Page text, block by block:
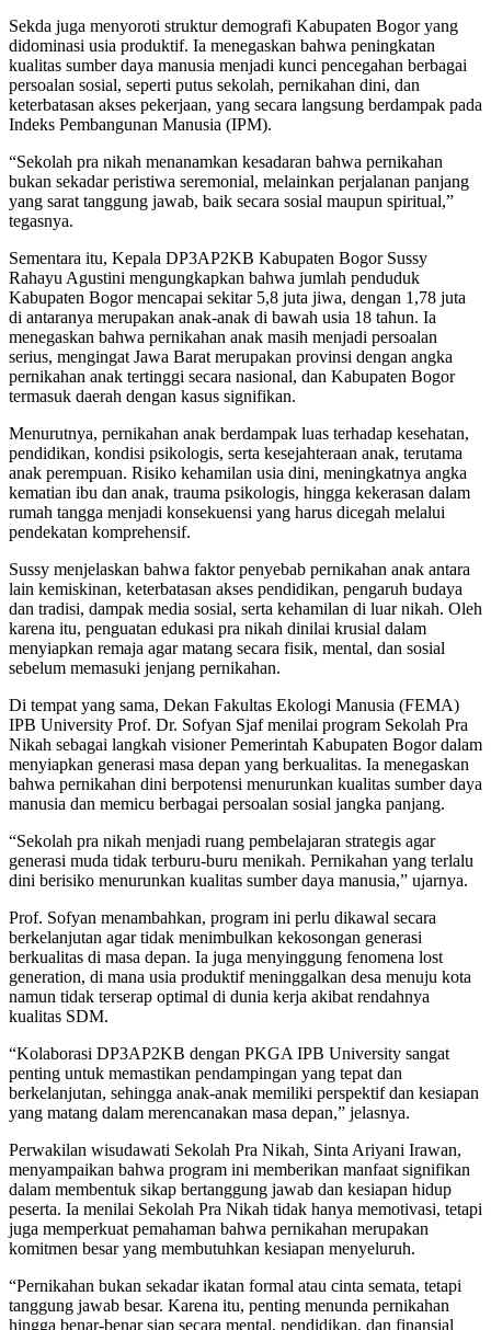
Sekda juga menyoroti struktur demografi Kabupaten Bogor yang
didominasi usia produktif. Ia menegaskan bahwa peningkatan
kualitas sumber daya manusia menjadi kunci pencegahan berbagai
persoalan sosial, seperti putus sekolah, pernikahan dini, dan
keterbatasan akses pekerjaan, yang secara langsung berdampak pada
Indeks Pembangunan Manusia (IPM).
“Sekolah pra nikah menanamkan kesadaran bahwa pernikahan
bukan sekadar peristiwa seremonial, melainkan perjalanan panjang
yang sarat tanggung jawab, baik secara sosial maupun spiritual,”
tegasnya.
Sementara itu, Kepala DP3AP2KB Kabupaten Bogor Sussy
Rahayu Agustini mengungkapkan bahwa jumlah penduduk
Kabupaten Bogor mencapai sekitar 5,8 juta jiwa, dengan 1,78 juta
di antaranya merupakan anak-anak di bawah usia 18 tahun. Ia
menegaskan bahwa pernikahan anak masih menjadi persoalan
serius, mengingat Jawa Barat merupakan provinsi dengan angka
pernikahan anak tertinggi secara nasional, dan Kabupaten Bogor
termasuk daerah dengan kasus signifikan.
Menurutnya, pernikahan anak berdampak luas terhadap kesehatan,
pendidikan, kondisi psikologis, serta kesejahteraan anak, terutama
anak perempuan. Risiko kehamilan usia dini, meningkatnya angka
kematian ibu dan anak, trauma psikologis, hingga kekerasan dalam
rumah tangga menjadi konsekuensi yang harus dicegah melalui
pendekatan komprehensif.
Sussy menjelaskan bahwa faktor penyebab pernikahan anak antara
lain kemiskinan, keterbatasan akses pendidikan, pengaruh budaya
dan tradisi, dampak media sosial, serta kehamilan di luar nikah. Oleh
karena itu, penguatan edukasi pra nikah dinilai krusial dalam
menyiapkan remaja agar matang secara fisik, mental, dan sosial
sebelum memasuki jenjang pernikahan.
Di tempat yang sama, Dekan Fakultas Ekologi Manusia (FEMA)
IPB University Prof. Dr. Sofyan Sjaf menilai program Sekolah Pra
Nikah sebagai langkah visioner Pemerintah Kabupaten Bogor dalam
menyiapkan generasi masa depan yang berkualitas. Ia menegaskan
bahwa pernikahan dini berpotensi menurunkan kualitas sumber daya
manusia dan memicu berbagai persoalan sosial jangka panjang.
“Sekolah pra nikah menjadi ruang pembelajaran strategis agar
generasi muda tidak terburu-buru menikah. Pernikahan yang terlalu
dini berisiko menurunkan kualitas sumber daya manusia,” ujarnya.
Prof. Sofyan menambahkan, program ini perlu dikawal secara
berkelanjutan agar tidak menimbulkan kekosongan generasi
berkualitas di masa depan. Ia juga menyinggung fenomena lost
generation, di mana usia produktif meninggalkan desa menuju kota
namun tidak terserap optimal di dunia kerja akibat rendahnya
kualitas SDM.
“Kolaborasi DP3AP2KB dengan PKGA IPB University sangat
penting untuk memastikan pendampingan yang tepat dan
berkelanjutan, sehingga anak-anak memiliki perspektif dan kesiapan
yang matang dalam merencanakan masa depan,” jelasnya.
Perwakilan wisudawati Sekolah Pra Nikah, Sinta Ariyani Irawan,
menyampaikan bahwa program ini memberikan manfaat signifikan
dalam membentuk sikap bertanggung jawab dan kesiapan hidup
peserta. Ia menilai Sekolah Pra Nikah tidak hanya memotivasi, tetapi
juga memperkuat pemahaman bahwa pernikahan merupakan
komitmen besar yang membutuhkan kesiapan menyeluruh.
“Pernikahan bukan sekadar ikatan formal atau cinta semata, tetapi
tanggung jawab besar. Karena itu, penting menunda pernikahan
hingga benar-benar siap secara mental, pendidikan, dan finansial